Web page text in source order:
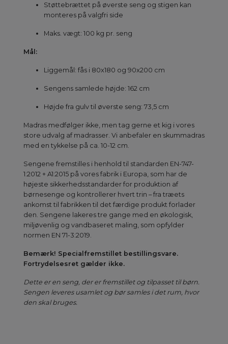
Støttebrættet på øverste seng og stigen kan
monteres på valgfri side
Maks. vægt: 100 kg pr. seng
Mål:
Liggemål: fås i 80x180 og 90x200 cm
Sengens samlede højde: 162 cm
Højde fra gulv til øverste seng: 73,5 cm
Madras medfølger ikke, men tag gerne et kig i vores
store udvalg af madrasser. Vi anbefaler en skummadras
med en tykkelse på ca. 10-12 cm.
Sengene fremstilles i henhold til standarden EN-747-
1:2012 + A1:2015 på vores fabrik i Europa, som har de
højeste sikkerhedsstandarder for produktion af
børnesenge og kontrollerer hvert trin – fra træets
ankomst til fabrikken til det færdige produkt forlader
den. Sengene lakeres tre gange med en økologisk,
miljøvenlig og vandbaseret maling, som opfylder
normen EN 71-3:2019.
Bemærk! Specialfremstillet bestillingsvare.
Fortrydelsesret gælder ikke.
Dette er en seng, der er fremstillet og tilpasset til børn.
Sengen leveres usamlet og bør samles i det rum, hvor
den skal bruges.